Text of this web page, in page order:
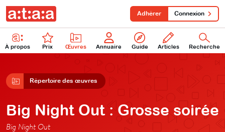
À propos Prix Œuvres Annuaire Guide Articles Recherche
Adhérer Connexion
Répertoire des œuvres
Big Night Out : Grosse soirée
Big Night Out